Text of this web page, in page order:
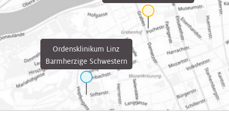
Ordensklinikum Linz
Barmherzige Schwestern